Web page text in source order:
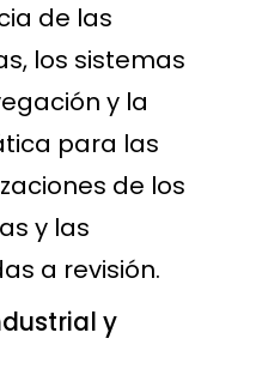
de las
los sistemas
y la
para las
de los
y las
a revisión.
y